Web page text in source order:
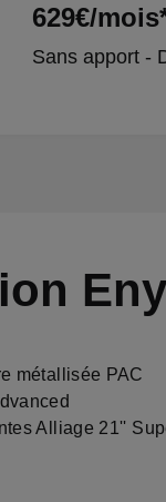
629€/
Sans apport -
métallisée PAC
Alliage 21''